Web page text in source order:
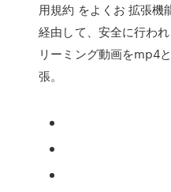
用規約 をよくお 拡張
経由して、安全に行わ
リーミング動画をmp4
張。